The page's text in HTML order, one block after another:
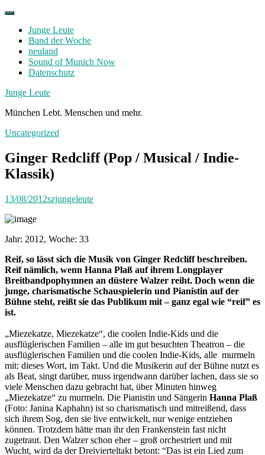
Skip
contentJunge Leute
Band der Woche
neuland
Sound of Munich Now
Datenschutz
Facebook
Twitter
Instagram
Junge Leute
München Lebt. Menschen und mehr.
Uncategorized
Ginger Redcliff (Pop / Musical / Indie-
Klassik)
13/08/2012szjungeleute
Jahr: 2012, Woche: 33
Reif, so lässt sich die Musik von Ginger Redcliff beschreiben.
Reif nämlich, wenn Hanna Plaß auf ihrem Longplayer
Breitbandpophymnen an düstere Walzer reiht. Doch wenn die
junge, charismatische Schauspielerin und Pianistin auf der
Bühne steht, reißt sie das Publikum mit – ganz egal wie “reif” es
ist.
„Miezekatze, Miezekatze“, die coolen Indie-Kids und die
ausflüglerischen Familien – alle im gut besuchten Theatron – die
ausflüglerischen Familien und die coolen Indie-Kids, alle murmeln
mit: dieses Wort, im Takt. Und die Musikerin auf der Bühne nutzt es
als Beat, singt darüber, muss irgendwann darüber lachen, dass sie so
viele Menschen dazu gebracht hat, über Minuten hinweg
„Miezekatze“ zu murmeln. Die Pianistin und Sängerin Hanna Plaß
(Foto: Janina Kaphahn) ist so charismatisch und mitreißend, dass
sich ihrem Sog, den sie live entwickelt, nur wenige entziehen
können. Trotzdem hätte man ihr den Frankenstein fast nicht
zugetraut. Den Walzer schon eher – groß orchestriert und mit
Wucht, wird da der Dreivierteltakt betont: “Das ist ein Lied zum